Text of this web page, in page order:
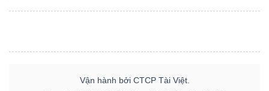
Vận hành bởi CTCP Tài Việt.